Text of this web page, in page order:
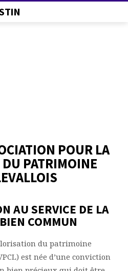
POUR LA
PATRIMOINE
AU SERVICE DE LA
COMMUN
du patrimoine
est née d’une conviction